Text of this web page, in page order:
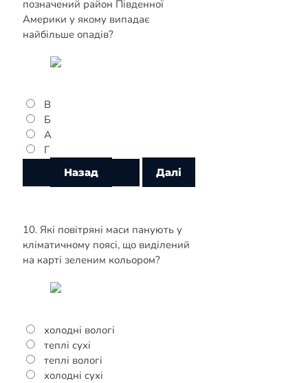
позначений район Південної
Америки у якому випадає
найбільше опадів?
В
Б
А
Г
10. Які повітряні маси панують у
кліматичному поясі, що виділений
на карті зеленим кольором?
холодні вологі
теплі сухі
теплі вологі
холодні сухі